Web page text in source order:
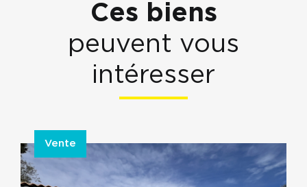
Ces biens
peuvent vous
intéresser
Vente